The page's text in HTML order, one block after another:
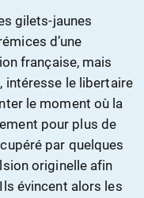
gilets-jaunes
d’une
française, mais
intéresse le libertaire
le moment où la
pour plus de
par quelques
originelle afin
évincent alors les